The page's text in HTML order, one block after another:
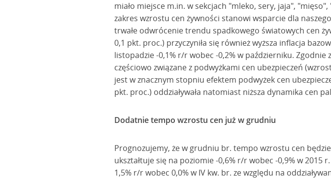
miało miejsce m.in. w sekcjach "mleko, sery, jaja",
zakres wzrostu cen żywności stanowi wsparcie dla
trwałe odwrócenie trendu spadkowego światowych cen
0,1 pkt. proc.) przyczyniła się również wyższa inflacja
listopadzie -0,1% r/r wobec -0,2% w październiku. Zgodnie
częściowo związane z podwyżkami cen ubezpieczeń
jest w znacznym stopniu efektem podwyżek cen
pkt. proc.) oddziaływała natomiast niższa dynamika cen
Dodatnie tempo wzrostu cen już w grudniu
Prognozujemy, że w grudniu br. tempo wzrostu cen
ukształtuje się na poziomie -0,6% r/r wobec -0,9% w 2015
1,5% r/r wobec 0,0% w IV kw. br. ze względu na